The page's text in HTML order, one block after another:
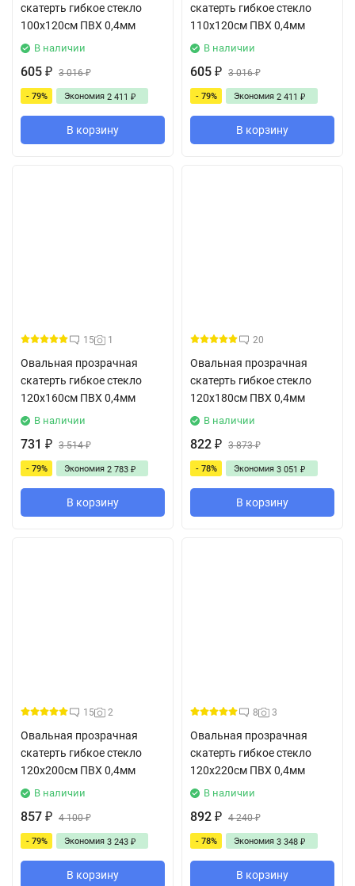
скатерть гибкое стекло
100x120см ПВХ 0,4мм
В наличии
605 ₽ 3 016₽
- 79% Экономия 2 411 ₽
В корзину
скатерть гибкое стекло
110x120см ПВХ 0,4мм
В наличии
605 ₽ 3 016₽
- 79% Экономия 2 411 ₽
В корзину
15 1
Овальная прозрачная
скатерть гибкое стекло
120x160см ПВХ 0,4мм
В наличии
731 ₽ 3 514₽
- 79% Экономия 2 783 ₽
В корзину
20
Овальная прозрачная
скатерть гибкое стекло
120x180см ПВХ 0,4мм
В наличии
822 ₽ 3 873₽
- 78% Экономия 3 051 ₽
В корзину
15 2
Овальная прозрачная
скатерть гибкое стекло
120x200см ПВХ 0,4мм
В наличии
857 ₽ 4 100₽
- 79% Экономия 3 243 ₽
В корзину
8 3
Овальная прозрачная
скатерть гибкое стекло
120x220см ПВХ 0,4мм
В наличии
892 ₽ 4 240₽
- 78% Экономия 3 348 ₽
В корзину